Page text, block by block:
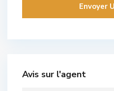
Avis sur l'agent